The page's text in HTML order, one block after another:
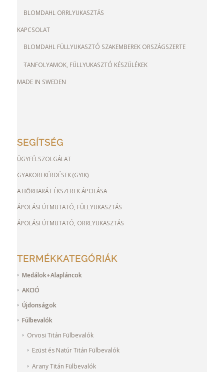
BLOMDAHL ORRLYUKASZTÁS
KAPCSOLAT
BLOMDAHL FÜLLYUKASZTÓ SZAKEMBEREK ORSZÁGSZERTE
TANFOLYAMOK, FÜLLYUKASZTÓ KÉSZÜLÉKEK
MADE IN SWEDEN
SEGÍTSÉG
ÜGYFÉLSZOLGÁLAT
GYAKORI KÉRDÉSEK (GYIK)
A BŐRBARÁT ÉKSZEREK ÁPOLÁSA
ÁPOLÁSI ÚTMUTATÓ, FÜLLYUKASZTÁS
ÁPOLÁSI ÚTMUTATÓ, ORRLYUKASZTÁS
TERMÉKKATEGÓRIÁK
Medálok+Alapláncok
AKCIÓ
Újdonságok
Fülbevalók
Orvosi Titán Fülbevalók
Ezüst és Natúr Titán Fülbevalók
Arany Titán Fülbevalók